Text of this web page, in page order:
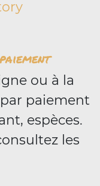
ou à la
par paiement
espèces.
les